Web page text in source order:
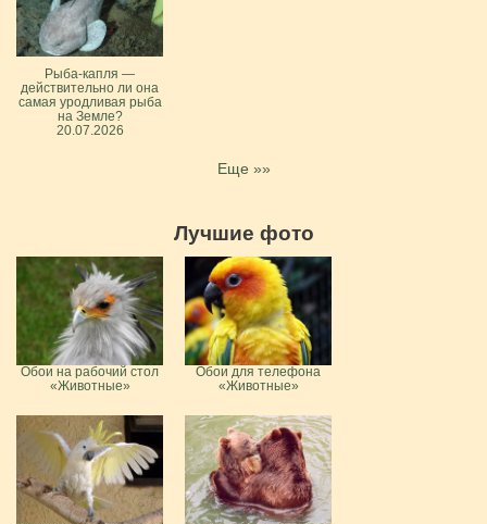
Рыба-капля —
действительно ли она
самая уродливая рыба
на Земле?
20.07.2026
Еще »»
Лучшие фото
Обои на рабочий стол
«Животные»
Обои для телефона
«Животные»